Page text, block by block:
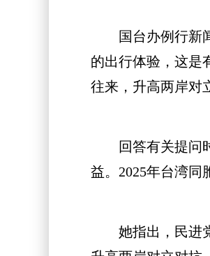
国台办例行新闻
的出行体验，这是
往来，升高两岸对
回答有关提问时
益。2025年台湾同
她指出，民进党